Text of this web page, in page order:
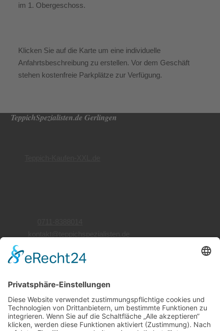
im 1. Obergeschoss.
Klicken Sie auf die Karte um eine individuelle
Anfahrtsbeschreibung zu erstellen. Vor dem Geschäft
stehen kostenfreie Parkplätze zur Verfügung.
TeppichSpezialisten.de Gerlingen
Öffnungszeiten
Montag bis Freitag
10:00 bis 17:00 Uhr
Wir beraten Sie gerne telefonisch.